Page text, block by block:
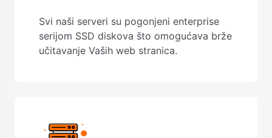
Svi naši serveri su pogonjeni enterprise
serijom SSD diskova što omogućava brže
učitavanje Vaših web stranica.